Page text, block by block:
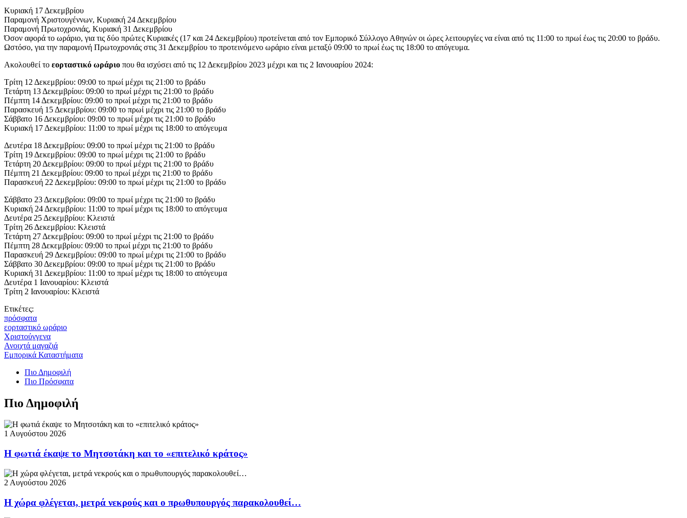
Κυριακή 17 Δεκεμβρίου
Παραμονή Χριστουγέννων, Κυριακή 24 Δεκεμβρίου
Παραμονή Πρωτοχρονιάς, Κυριακή 31 Δεκεμβρίου
Όσον αφορά το ωράριο, για τις δύο πρώτες Κυριακές (17 και 24 Δεκεμβρίου) προτείνεται από τον Εμπορικό Σύλλογο Αθηνών οι ώρες λειτουργίες να είναι από τις 11:00 το πρωί έως τις 20:00 το βράδυ.
Ωστόσο, για την παραμονή Πρωτοχρονιάς στις 31 Δεκεμβρίου το προτεινόμενο ωράριο είναι μεταξύ 09:00 το πρωί έως τις 18:00 το απόγευμα.
Ακολουθεί το εορταστικό ωράριο που θα ισχύσει από τις 12 Δεκεμβρίου 2023 μέχρι και τις 2 Ιανουαρίου 2024:
Τρίτη 12 Δεκεμβρίου: 09:00 το πρωί μέχρι τις 21:00 το βράδυ
Τετάρτη 13 Δεκεμβρίου: 09:00 το πρωί μέχρι τις 21:00 το βράδυ
Πέμπτη 14 Δεκεμβρίου: 09:00 το πρωί μέχρι τις 21:00 το βράδυ
Παρασκευή 15 Δεκεμβρίου: 09:00 το πρωί μέχρι τις 21:00 το βράδυ
Σάββατο 16 Δεκεμβρίου: 09:00 το πρωί μέχρι τις 21:00 το βράδυ
Κυριακή 17 Δεκεμβρίου: 11:00 το πρωί μέχρι τις 18:00 το απόγευμα
Δευτέρα 18 Δεκεμβρίου: 09:00 το πρωί μέχρι τις 21:00 το βράδυ
Τρίτη 19 Δεκεμβρίου: 09:00 το πρωί μέχρι τις 21:00 το βράδυ
Τετάρτη 20 Δεκεμβρίου: 09:00 το πρωί μέχρι τις 21:00 το βράδυ
Πέμπτη 21 Δεκεμβρίου: 09:00 το πρωί μέχρι τις 21:00 το βράδυ
Παρασκευή 22 Δεκεμβρίου: 09:00 το πρωί μέχρι τις 21:00 το βράδυ
Σάββατο 23 Δεκεμβρίου: 09:00 το πρωί μέχρι τις 21:00 το βράδυ
Κυριακή 24 Δεκεμβρίου: 11:00 το πρωί μέχρι τις 18:00 το απόγευμα
Δευτέρα 25 Δεκεμβρίου: Κλειστά
Τρίτη 26 Δεκεμβρίου: Κλειστά
Τετάρτη 27 Δεκεμβρίου: 09:00 το πρωί μέχρι τις 21:00 το βράδυ
Πέμπτη 28 Δεκεμβρίου: 09:00 το πρωί μέχρι τις 21:00 το βράδυ
Παρασκευή 29 Δεκεμβρίου: 09:00 το πρωί μέχρι τις 21:00 το βράδυ
Σάββατο 30 Δεκεμβρίου: 09:00 το πρωί μέχρι τις 21:00 το βράδυ
Κυριακή 31 Δεκεμβρίου: 11:00 το πρωί μέχρι τις 18:00 το απόγευμα
Δευτέρα 1 Ιανουαρίου: Κλειστά
Τρίτη 2 Ιανουαρίου: Κλειστά
Ετικέτες:
πρόσφατα
εορταστικό ωράριο
Χριστούγγενα
Ανοιχτά μαγαζιά
Εμπορικά Καταστήματα
Πιο Δημοφιλή
Πιο Πρόσφατα
Πιο Δημοφιλή
1 Αυγούστου 2026
Η φωτιά έκαψε το Μητσοτάκη και το «επιτελικό κράτος»
2 Αυγούστου 2026
Η χώρα φλέγεται, μετρά νεκρούς και ο πρωθυπουργός παρακολουθεί…